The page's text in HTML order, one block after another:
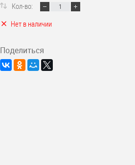
Кол-во:
Нет в наличии
Поделиться